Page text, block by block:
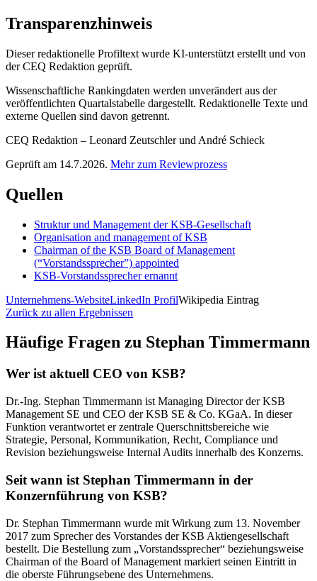
Transparenzhinweis
Dieser redaktionelle Profiltext wurde KI-unterstützt erstellt und von
der CEQ Redaktion geprüft.
Wissenschaftliche Rankingdaten werden unverändert aus der
veröffentlichten Quartalstabelle dargestellt. Redaktionelle Texte und
externe Quellen sind davon getrennt.
CEQ Redaktion – Leonard Zeutschler und André Schieck
Geprüft am 14.7.2026. Mehr zum Reviewprozess
Quellen
Struktur und Management der KSB-Gesellschaft
Organisation and management of KSB
Chairman of the KSB Board of Management
(“Vorstandssprecher”) appointed
KSB-Vorstandssprecher ernannt
Unternehmens-WebsiteLinkedIn ProfilWikipedia Eintrag
Zurück zu allen Ergebnissen
Häufige Fragen zu Stephan Timmermann
Wer ist aktuell CEO von KSB?
Dr.-Ing. Stephan Timmermann ist Managing Director der KSB
Management SE und CEO der KSB SE & Co. KGaA. In dieser
Funktion verantwortet er zentrale Querschnittsbereiche wie
Strategie, Personal, Kommunikation, Recht, Compliance und
Revision beziehungsweise Internal Audits innerhalb des Konzerns.
Seit wann ist Stephan Timmermann in der
Konzernführung von KSB?
Dr. Stephan Timmermann wurde mit Wirkung zum 13. November
2017 zum Sprecher des Vorstandes der KSB Aktiengesellschaft
bestellt. Die Bestellung zum „Vorstandssprecher“ beziehungsweise
Chairman of the Board of Management markiert seinen Eintritt in
die oberste Führungsebene des Unternehmens.